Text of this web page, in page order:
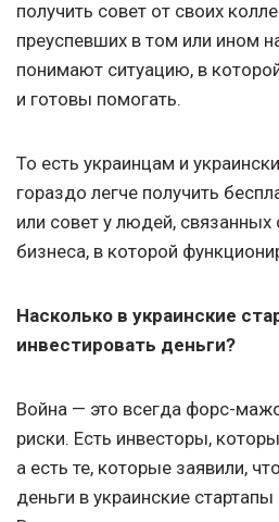
получить совет от своих
преуспевших в том или ином
понимают ситуацию, в
и готовы помогать.
То есть украинцам и
гораздо легче получить
или совет у людей, связанных
бизнеса, в которой
Насколько в украинские
инвестировать деньги?
Война — это всегда форс-
риски. Есть инвесторы,
а есть те, которые заявили,
деньги в украинские